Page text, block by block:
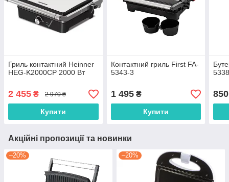
Гриль контактний Heinner
HEG-K2000CP 2000 Вт
2 455 ₴ 2 970 ₴
Купити
Контактний гриль First FA-
5343-3
1 495₴
Купити
850
Акційні пропозиції та новинки
–20% –20%